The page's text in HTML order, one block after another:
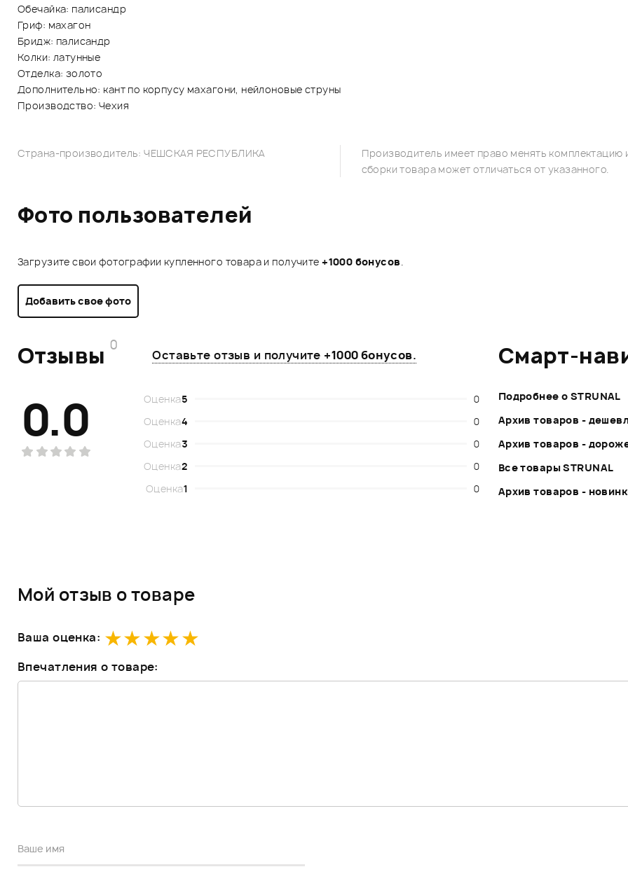
Обечайка: палисандр
Гриф: махагон
Бридж: палисандр
Колки: латунные
Отделка: золото
Дополнительно: кант по корпусу махагони, нейлоновые струны
Производство: Чехия
Страна-производитель: ЧЕШСКАЯ РЕСПУБЛИКА
Производитель имеет право менять
сборки товара может отличаться от указанного.
Фото пользователей
Загрузите свои фотографии купленного товара и получите+1000 бонусов.
Добавить свое фото
Отзывы 0
Оставьте отзыв и получите +1000 бонусов.
0.0 Оценка5
0
Оценка4
0
Оценка3
0
Оценка2
0
Оценка1 0
Смарт-
Подробнее о STRUNAL
Архив товаров -
Архив товаров -
Все товары STRUNAL
Архив товаров -
Мой отзыв о товаре
Ваша оценка:
Впечатления о товаре: